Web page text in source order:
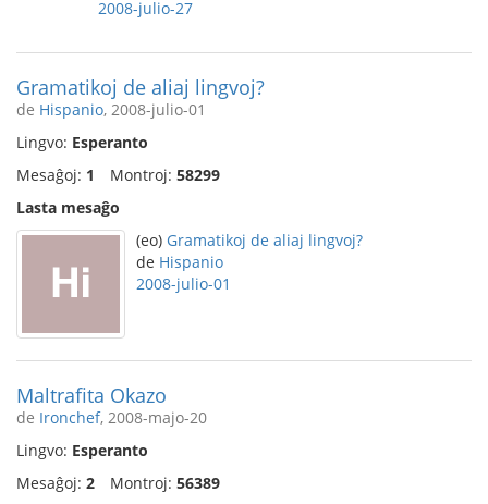
2008-julio-27
Gramatikoj de aliaj lingvoj?
de Hispanio, 2008-julio-01
Lingvo: Esperanto
Mesaĝoj: 1 Montroj: 58299
Lasta mesaĝo
(eo) Gramatikoj de aliaj lingvoj?
de Hispanio
2008-julio-01
Maltrafita Okazo
de Ironchef, 2008-majo-20
Lingvo: Esperanto
Mesaĝoj: 2 Montroj: 56389